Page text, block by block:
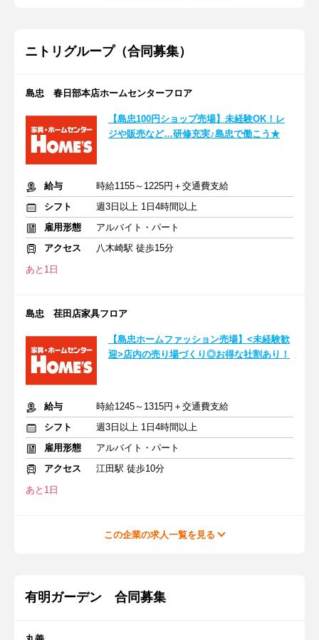
ニトリグループ（合同募集）
島忠 春日部本店ホームセンターフロア
【島忠100円ショップ売場】未経験OK！レ
ジや販売など…研修充実♪島忠で働こう★
給与
時給1155～1225円＋交通費支給
シフト
週3日以上 1日4時間以上
雇用形態
アルバイト・パート
アクセス
八木崎駅 徒歩15分
あと1日
島忠 荏田店家具フロア
【島忠ホームファッション売場】<未経験歓
迎>店内の売り場づくり◎お得な社割あり！
給与
時給1245～1315円＋交通費支給
シフト
週3日以上 1日4時間以上
雇用形態
アルバイト・パート
アクセス
江田駅 徒歩10分
あと1日
この企業の求人一覧を見る
有明ガーデン 合同募集